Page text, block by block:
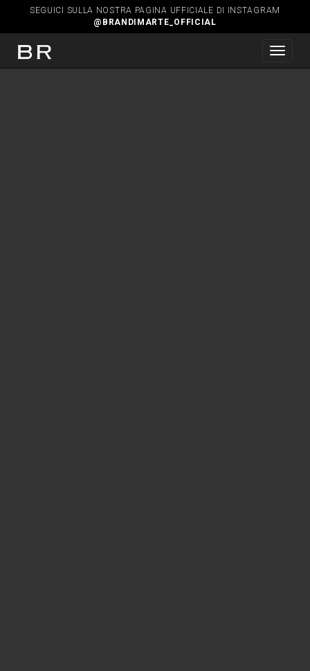
SEGUICI SULLA NOSTRA PAGINA UFFICIALE DI INSTAGRAM
@BRANDIMARTE_OFFICIAL